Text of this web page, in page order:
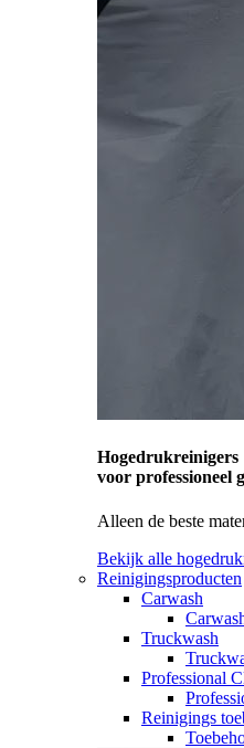
Hogedrukreinigers
voor professioneel
Alleen de beste
Bekijk alle
Reinigingsproducten
Carwash
Truckwash
Professional
Reinigings